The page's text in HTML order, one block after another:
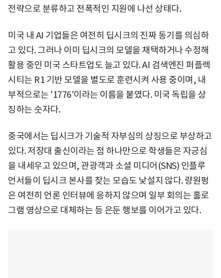
전략으로 분류하고 전폭적인 지원에 나선 상태다.
미국 내 AI 기업들은 여전히 딥시크의 진짜 동기를 의심하
고 있다. 그러나 이미 딥시크의 모델을 채택하거나 수정해
활용 중인 미국 스타트업도 늘고 있다. AI 검색엔진 퍼플렉
시티는 R1 기반 모델을 별도로 훈련시켜 사용 중이며, 내
부적으로는 '1776'이라는 이름을 붙였다. 미국 독립을 상
징하는 숫자다.
중국에서는 딥시크가 기술적 자부심의 상징으로 부상하고
있다. 저장대 출신이라는 점 하나만으로 학생들은 자긍심
을 내세우고 있으며, 관광객과 소셜 미디어(SNS) 인플루
언서들이 딥시크 본사를 찾는 모습도 낯설지 않다. 량원펑
은 여전히 언론 인터뷰에 응하지 않으며 일부 회의는 홀로
그램 영상으로 대체하는 등 은둔 행보를 이어가고 있다.